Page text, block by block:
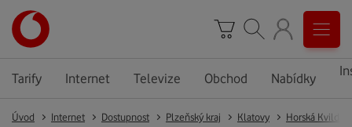
Tarify Internet Televize Obchod Nabídky
Úvod Internet Dostupnost Plzeňský kraj Klatovy Horská Kvilda